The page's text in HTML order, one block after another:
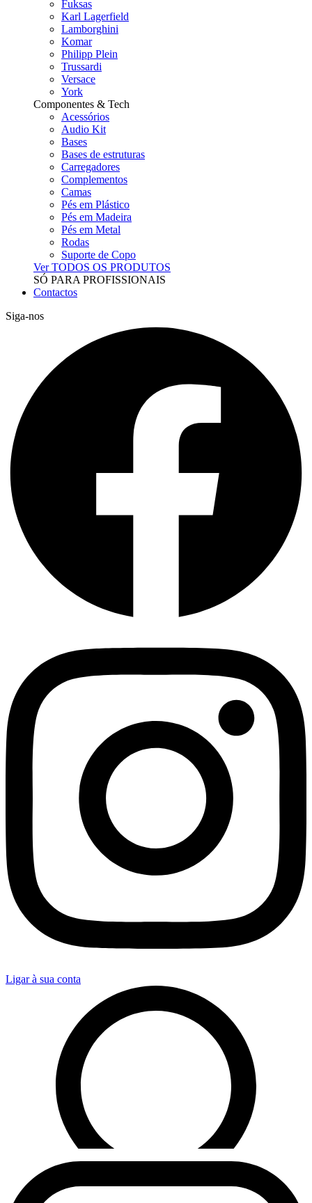
Fuksas
Karl Lagerfield
Lamborghini
Komar
Philipp Plein
Trussardi
Versace
York
Componentes & Tech
Acessórios
Audio Kit
Bases
Bases de estruturas
Carregadores
Complementos
Camas
Pés em Plástico
Pés em Madeira
Pés em Metal
Rodas
Suporte de Copo
Ver TODOS OS PRODUTOS
SÓ PARA PROFISSIONAIS
Contactos
Siga-nos
Ligar à sua conta